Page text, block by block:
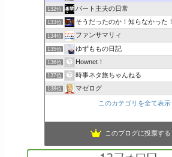
132位 パート主夫の日常
133位 そうだったのか！知らなかった！
134位 ファンサマリィ
135位 ゆずももの日記
136位 Hownet！
137位 時事ネタ旅ちゃんねる
138位 マゼログ
このカテゴリを全て表示
このブログに投票する